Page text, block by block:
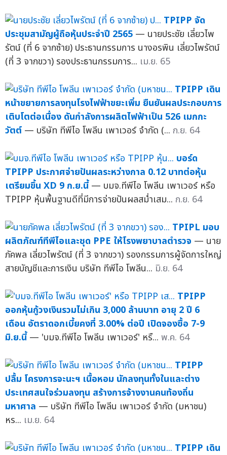
TPIPP จัด
ประชุมสามัญผู้ถือหุ้นประจำปี 2565 — นายประชัย เลี่ยวไพ
รัตน์ (ที่ 6 จากซ้าย) ประธานกรรมการ นางอรพิน เลี่ยวไพรัตน์
(ที่ 3 จากขวา) รองประธานกรรมการ... เม.ย. 65
TPIPP เดิน
หน้าขยายการลงทุนโรงไฟฟ้าขยะเพิ่ม ยืนยันผลประกอบการ
เติบโตต่อเนื่อง ดันกำลังการผลิตไฟฟ้าเป็น 526 เมกกะ
วัตต์ — บริษัท ทีพีไอ โพลีน เพาเวอร์ จำกัด (... ก.ย. 64
บอร์ด
TPIPP ประกาศจ่ายปันผลระหว่างกาล 0.12 บาทต่อหุ้น
เตรียมขึ้น XD 9 ก.ย.นี้ — บมจ.ทีพีไอ โพลีน เพาเวอร์ หรือ
TPIPP หุ้นพื้นฐานดีที่มีการจ่ายปันผลสม่ำเสม... ก.ย. 64
TPIPL มอบ
ผลิตภัณฑ์ทีพีไอและชุด PPE ให้โรงพยาบาลตำรวจ — นาย
ภัคพล เลี่ยวไพรัตน์ (ที่ 3 จากขวา) รองกรรมการผู้จัดการใหญ่
สายบัญชีและการเงิน บริษัท ทีพีไอ โพลีน... มิ.ย. 64
TPIPP
ออกหุ้นกู้วงเงินรวมไม่เกิน 3,000 ล้านบาท อายุ 2 ปี 6
เดือน อัตราดอกเบี้ยคงที่ 3.00% ต่อปี เปิดจองซื้อ 7-9
มิ.ย.นี้ — 'บมจ.ทีพีไอ โพลีน เพาเวอร์' หรื... พ.ค. 64
TPIPP
ปลื้ม โครงการจะนะฯ เนื้อหอม นักลงทุนทั้งในและต่าง
ประเทศสนใจร่วมลงทุน สร้างการจ้างงานคนท้องถิ่น
มหาศาล — บริษัท ทีพีไอ โพลีน เพาเวอร์ จำกัด (มหาชน)
หร... เม.ย. 64
TPIPP เดิน